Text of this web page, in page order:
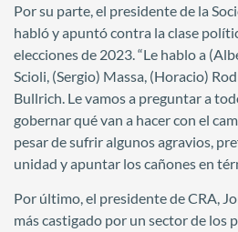
Por su parte, el presidente de la
habló y apuntó contra la clase
elecciones de 2023. “Le hablo a
Scioli, (Sergio) Massa, (Horacio)
Bullrich. Le vamos a preguntar a
gobernar qué van a hacer con el
pesar de sufrir algunos agravios,
unidad y apuntar los cañones en
Por último, el presidente de CRA,
más castigado por un sector de los